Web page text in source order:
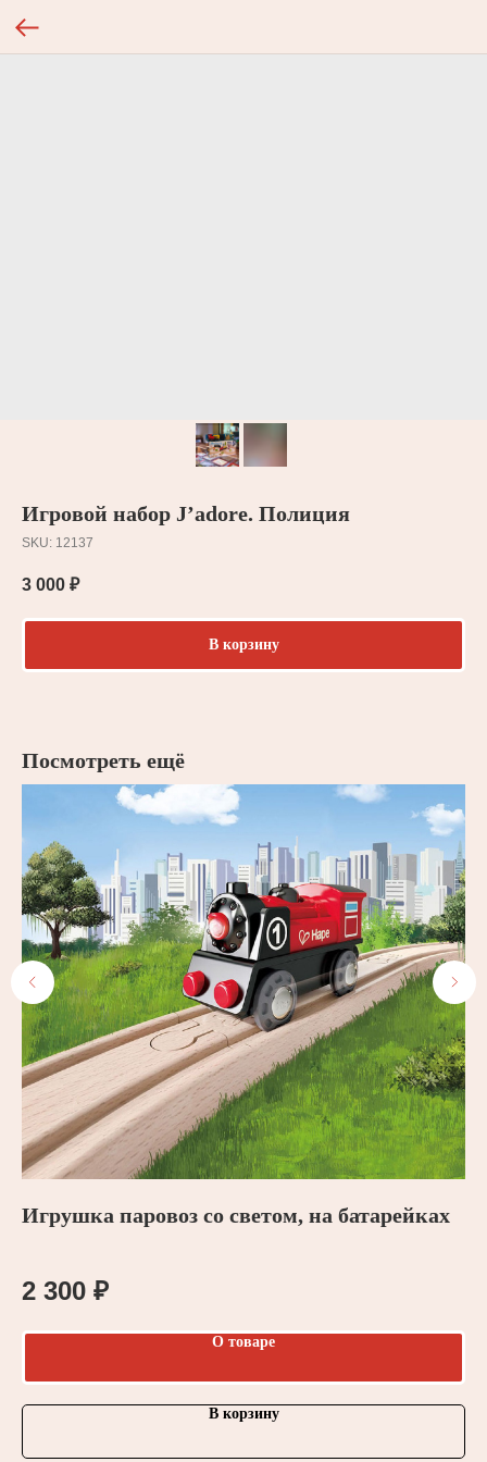
Игровой набор J’adore. Полиция
SKU: 12137
3 000 ₽
В корзину
Посмотреть ещё
Игрушка паровоз со светом, на батарейках
2 300 ₽
О товаре
В корзину